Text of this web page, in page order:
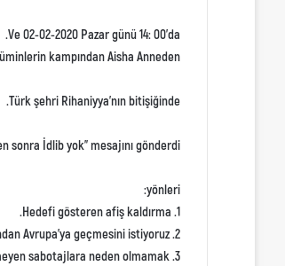
Ve 02-02-2020 Pazar günü 14: 00’da.
kampından Aisha Anneden.
Türk şehri Rihaniyya’nın bitişiğinde.
İdlib yok” mesajını gönderdi.
yönleri:
1. Hedefi gösteren afiş kaldırma.
2. Türkler düşman değil, mesajımızın topraklarından Avrupa’ya geçmesini istiyoruz.
3. Tüm gruplarla işbirliği yapmak ve istenmeyen sabotajlara neden olmamak.